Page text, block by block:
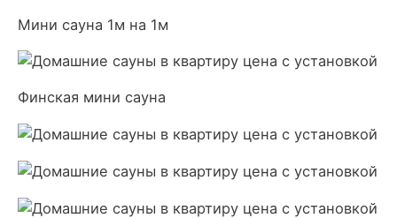
Мини сауна 1м на 1м
Финская мини сауна